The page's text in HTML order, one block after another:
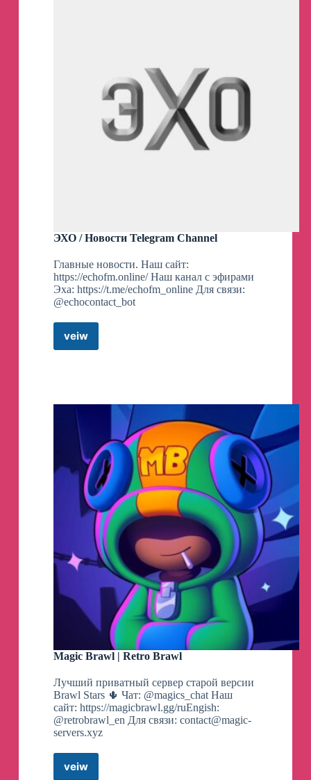
ЭХО / Новости Telegram Channel
Главные новости. Наш сайт:
https://echofm.online/ Наш канал с эфирами
Эха: https://t.me/echofm_online Для связи:
@echocontact_bot
veiw
ЭХО
Magic Brawl | Retro Brawl
Лучший приватный сервер старой версии
Brawl Stars 🌵 Чат: @magics_chat Наш
сайт: https://magicbrawl.gg/ruEngish:
@retrobrawl_en Для связи: contact@magic-
servers.xyz
veiwMagic